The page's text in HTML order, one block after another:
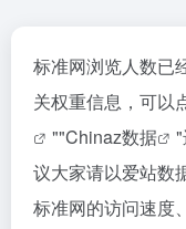
标准网浏览人数已
关权重信息，可以
""Chinaz数据
议大家请以爱站数
标准网的访问速度